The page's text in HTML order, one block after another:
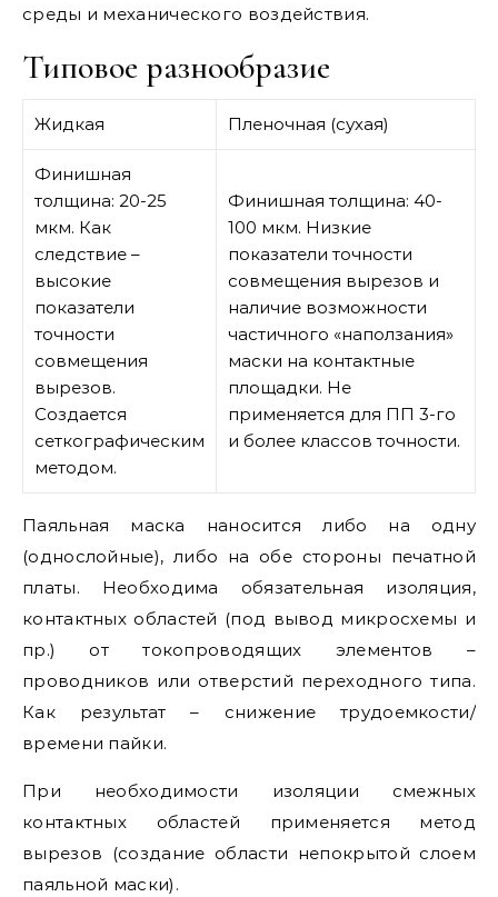
среды и механического воздействия.
Типовое разнообразие
Жидкая Пленочная (сухая)
Финишная
толщина: 20-25
мкм. Как
следствие –
высокие
показатели
точности
совмещения
вырезов.
Создается
сеткографическим
методом.
Финишная толщина: 40-
100 мкм. Низкие
показатели точности
совмещения вырезов и
наличие возможности
частичного «наползания»
маски на контактные
площадки. Не
применяется для ПП 3-го
и более классов точности.
Паяльная маска наносится либо на одну
(однослойные), либо на обе стороны печатной
платы. Необходима обязательная изоляция,
контактных областей (под вывод микросхемы и
пр.) от токопроводящих элементов –
проводников или отверстий переходного типа.
Как результат – снижение трудоемкости/
времени пайки.
При необходимости изоляции смежных
контактных областей применяется метод
вырезов (создание области непокрытой слоем
паяльной маски).